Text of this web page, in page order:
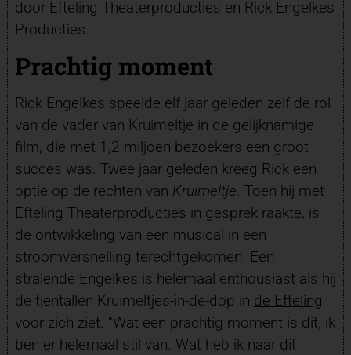
door Efteling Theaterproducties en Rick Engelkes
Producties.
Prachtig moment
Rick Engelkes speelde elf jaar geleden zelf de rol
van de vader van Kruimeltje in de gelijknamige
film, die met 1,2 miljoen bezoekers een groot
succes was. Twee jaar geleden kreeg Rick een
optie op de rechten van Kruimeltje. Toen hij met
Efteling Theaterproducties in gesprek raakte, is
de ontwikkeling van een musical in een
stroomversnelling terechtgekomen. Een
stralende Engelkes is helemaal enthousiast als hij
de tientallen Kruimeltjes-in-de-dop in de Efteling
voor zich ziet. “Wat een prachtig moment is dit, ik
ben er helemaal stil van. Wat heb ik naar dit